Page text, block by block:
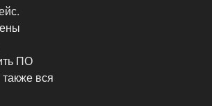
ПО
вся